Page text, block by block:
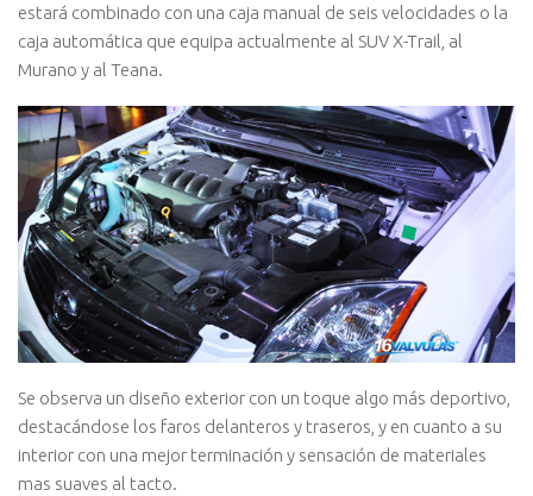
estará combinado con una caja manual de seis velocidades o la
caja automática que equipa actualmente al SUV X-Trail, al
Murano y al Teana.
Se observa un diseño exterior con un toque algo más deportivo,
destacándose los faros delanteros y traseros, y en cuanto a su
interior con una mejor terminación y sensación de materiales
mas suaves al tacto.